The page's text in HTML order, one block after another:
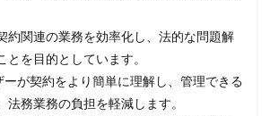
約関連の業務を効率化し、法的な問題解
を目的としています。
が契約をより簡単に理解し、管理できる
法務業務の負担を軽減します。